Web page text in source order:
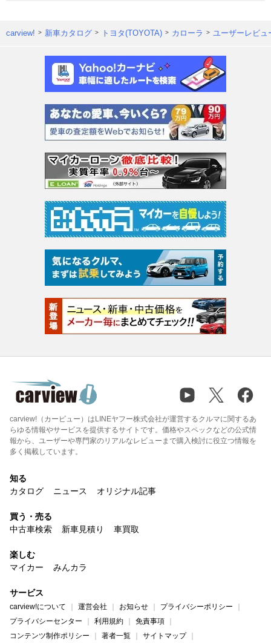
carview! 新車カタログ トヨタ(TOYOTA) カローラ ユーザーレビュ
carview!（カービュー）はLINEヤフー株式会社が運営するクルマに関するあ
らゆる情報やサービスを提供するサイトです。価格やスペックなどの公式情
報から、ユーザーや専門家のリアルなレビューまで購入検討に役立つ情報を
多く掲載しています。
知る
カタログ
ニュース オリジナル記事
買う・売る
中古車検索
新車見積り 車買取
楽しむ
マイカー
みんカラ
サービス
carview!について 運営会社 お知らせ
プライバシーポリシー
プライバシーセンター
利用規約
免責事項
コンテンツ制作ポリシー
著者一覧 サイトマップ